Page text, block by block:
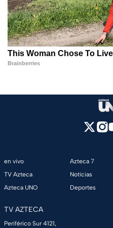
en vivo
TV Azteca
Azteca UNO
Azteca 7
Noticias
Deportes
TV AZTECA
Periférico Sur 4121,